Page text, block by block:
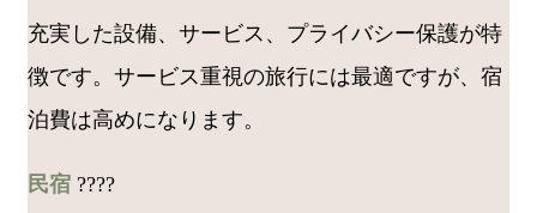
充実した設備、サービス、プライバシー保護が特
徴です。サービス重視の旅行には最適ですが、宿
泊費は高めになります。
民宿 ????